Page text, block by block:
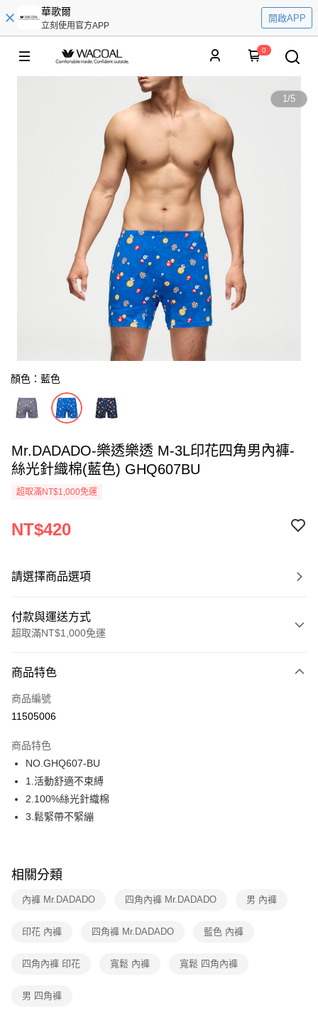
華歌爾
立刻使用官方APP
開啟APP
0
1/5
顏色：藍色
Mr.DADADO-樂透樂透 M-3L印花四角男內褲-
絲光針織棉(藍色) GHQ607BU
超取滿NT$1,000免運
NT$420
請選擇商品選項
付款與運送方式
超取滿NT$1,000免運
信用卡一次付款
超商取貨付款
街口支付
ATM付款
運送方式
7-11取貨付款
每筆NT$80，滿NT$1,000(含以上)免運費
商品特色
商品編號
11505006
商品特色
NO.GHQ607-BU
1.活動舒適不束縛
2.100%絲光針織棉
3.鬆緊帶不緊繃
相關分類
內褲 Mr.DADADO 四角內褲 Mr.DADADO 男 內褲
印花 內褲 四角褲 Mr.DADADO 藍色 內褲
四角內褲 印花 寬鬆 內褲 寬鬆 四角內褲
男 四角褲